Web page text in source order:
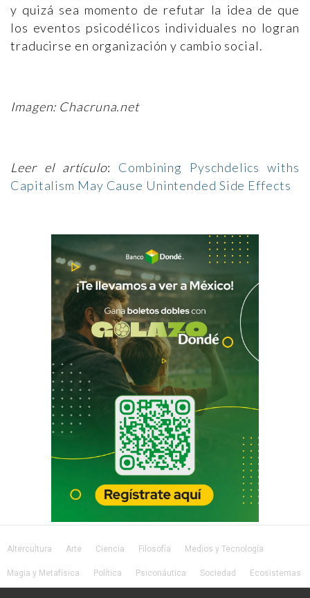
y quizá sea momento de refutar la idea de que
los eventos psicodélicos individuales no logran
traducirse en organización y cambio social.
Imagen: Chacruna.net
Leer el artículo: Combining Pyschdelics withs
Capitalism May Cause Unintended Side Effects
Altercultura Arte Ciencia Filosofía Medios y Tecnología
Magia y Metafísica Política Psiconáutica Sociedad Ecosistemas